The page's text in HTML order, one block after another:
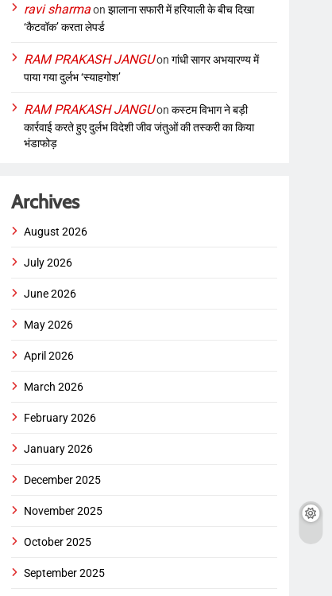
ravi sharmaonझालाना सफारी में हरियाली के बीच दिखा
‘कैटवॉक’ करता लेपर्ड
RAM PRAKASH JANGUonगांधी सागर अभयारण्य में
पाया गया दुर्लभ ‘स्याहगोश’
RAM PRAKASH JANGUonकस्टम विभाग ने बड़ी
कार्रवाई करते हुए दुर्लभ विदेशी जीव जंतुओं की तस्करी का किया
भंडाफोड़
Archives
August 2026
July 2026
June 2026
May 2026
April 2026
March 2026
February 2026
January 2026
December 2025
November 2025
October 2025
September 2025